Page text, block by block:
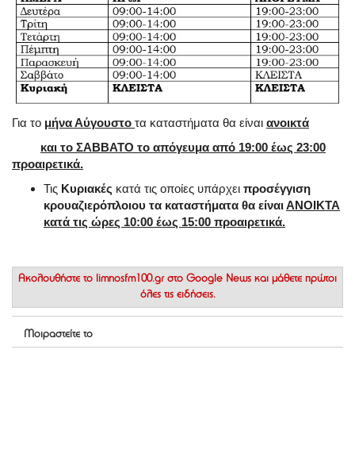
Για το μήνα Αύγουστο τα καταστήματα θα είναι ανοικτά
και το ΣΑΒΒΑΤΟ το απόγευμα από 19:00 έως 23:00
προαιρετικά.
Τις Κυριακές κατά τις οποίες υπάρχει προσέγγιση
κρουαζιερόπλοιου τα καταστήματα θα είναι ΑΝΟΙΚΤΑ
κατά τις ώρες 10:00 έως 15:00 προαιρετικά.
Ακολουθήστε το limnosfm100.gr στο Google News και μάθετε πρώτοι
όλες τις ειδήσεις.
Μοιραστείτε το